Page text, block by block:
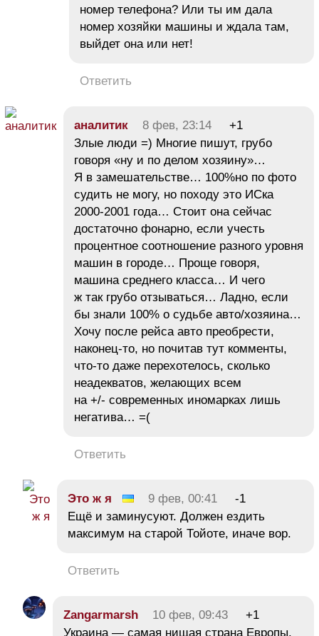
номер телефона? Или ты им дала
номер хозяйки машины и ждала там,
выйдет она или нет!
Ответить
аналитик 8 фев, 23:14
+1
Злые люди =) Многие пишут, грубо
говоря «ну и по делом хозяину»…
Я в замешательстве… 100%но по фото
судить не могу, но походу это ИСка
2000-2001 года… Стоит она сейчас
достаточно фонарно, если учесть
процентное соотношение разного уровня
машин в городе… Проще говоря,
машина среднего класса… И чего
ж так грубо отзываться… Ладно, если
бы знали 100% о судьбе авто/хозяина…
Хочу после рейса авто преобрести,
наконец-то, но почитав тут комменты,
что-то даже перехотелось, сколько
неадекватов, желающих всем
на +/- современных иномарках лишь
негатива… =(
Ответить
Это ж я 9 фев, 00:41
-1
Ещё и заминусуют. Должен ездить
максимум на старой Тойоте, иначе вор.
Ответить
Zangarmarsh 10 фев, 09:43
+1
Украина — самая нищая страна Европы.